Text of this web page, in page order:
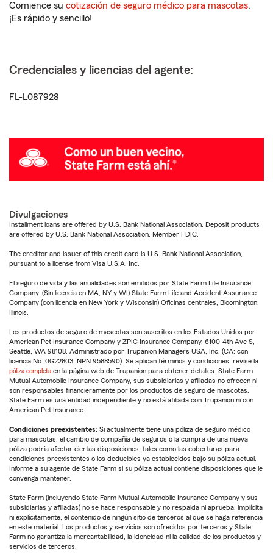
Comience su cotización de seguro médico para mascotas.
¡Es rápido y sencillo!
Credenciales y licencias del agente:
FL-L087928
Divulgaciones
Installment loans are offered by U.S. Bank National Association. Deposit products
are offered by U.S. Bank National Association. Member FDIC.
The creditor and issuer of this credit card is U.S. Bank National Association,
pursuant to a license from Visa U.S.A. Inc.
El seguro de vida y las anualidades son emitidos por State Farm Life Insurance
Company. (Sin licencia en MA, NY y WI) State Farm Life and Accident Assurance
Company (con licencia en New York y Wisconsin) Oficinas centrales, Bloomington,
Illinois.
Los productos de seguro de mascotas son suscritos en los Estados Unidos por
American Pet Insurance Company y ZPIC Insurance Company, 6100-4th Ave S,
Seattle, WA 98108. Administrado por Trupanion Managers USA, Inc. (CA: con
licencia No. 0G22803, NPN 9588590). Se aplican términos y condiciones, revise la
póliza completa en la página web de Trupanion para obtener detalles. State Farm
Mutual Automobile Insurance Company, sus subsidiarias y afiliadas no ofrecen ni
son responsables financieramente por los productos de seguro de mascotas.
State Farm es una entidad independiente y no está afiliada con Trupanion ni con
American Pet Insurance.
Condiciones preexistentes: Si actualmente tiene una póliza de seguro médico
para mascotas, el cambio de compañía de seguros o la compra de una nueva
póliza podría afectar ciertas disposiciones, tales como las coberturas para
condiciones preexistentes o los deducibles ya establecidos bajo su póliza actual.
Informe a su agente de State Farm si su póliza actual contiene disposiciones que le
convenga mantener.
State Farm (incluyendo State Farm Mutual Automobile Insurance Company y sus
subsidiarias y afiliadas) no se hace responsable y no respalda ni aprueba, implícita
ni explícitamente, el contenido de ningún sitio de terceros al que se haga referencia
en este material. Los productos y servicios son ofrecidos por terceros y State
Farm no garantiza la mercantabilidad, la idoneidad ni la calidad de los productos y
servicios de terceros.